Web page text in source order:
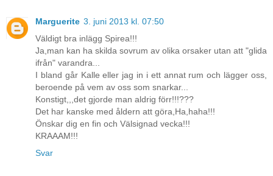
Marguerite 3. juni 2013 kl. 07:50
Väldigt bra inlägg Spirea!!!
Ja,man kan ha skilda sovrum av olika orsaker utan att "glida
ifrån" varandra...
I bland går Kalle eller jag in i ett annat rum och lägger oss,
beroende på vem av oss som snarkar...
Konstigt,,,det gjorde man aldrig förr!!!???
Det har kanske med åldern att göra,Ha,haha!!!
Önskar dig en fin och Välsignad vecka!!!
KRAAAM!!!
Svar